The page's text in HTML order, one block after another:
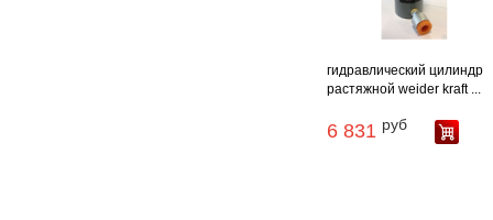
гидравлический цилиндр
растяжной weider kraft ...
6 831 руб